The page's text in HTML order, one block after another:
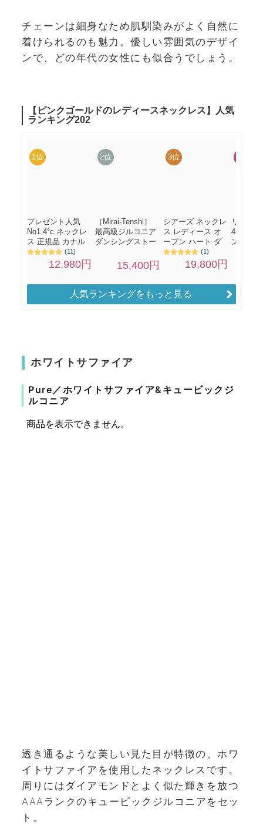
チェーンは細身なため肌馴染みがよく自然に
着けられるのも魅力。優しい雰囲気のデザイ
ンで、どの年代の女性にも似合うでしょう。
人気ランキングをもっと見る
ホワイトサファイア
Pure／ホワイトサファイア&キュービックジ
ルコニア
透き通るような美しい見た目が特徴の、ホワ
イトサファイアを使用したネックレスです。
周りにはダイアモンドとよく似た輝きを放つ
AAAランクのキュービックジルコニアをセッ
ト。